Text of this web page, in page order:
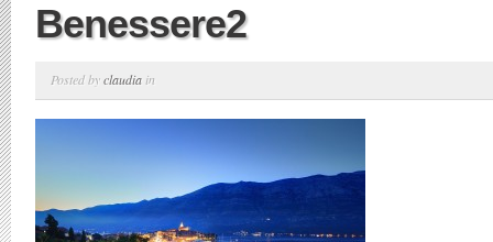
Benessere2
Posted byclaudia in